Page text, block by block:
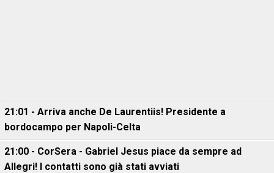
21:01 - Arriva anche De Laurentiis! Presidente a
bordocampo per Napoli-Celta
21:00 - CorSera - Gabriel Jesus piace da sempre ad
Allegri! I contatti sono già stati avviati